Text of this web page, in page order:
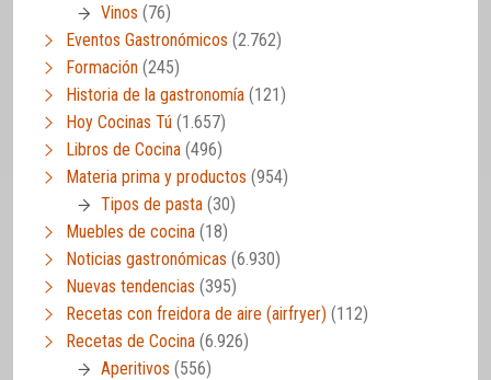
Vinos (76)
Eventos Gastronómicos (2.762)
Formación (245)
Historia de la gastronomía (121)
Hoy Cocinas Tú (1.657)
Libros de Cocina (496)
Materia prima y productos (954)
Tipos de pasta (30)
Muebles de cocina (18)
Noticias gastronómicas (6.930)
Nuevas tendencias (395)
Recetas con freidora de aire (airfryer) (112)
Recetas de Cocina (6.926)
Aperitivos (556)